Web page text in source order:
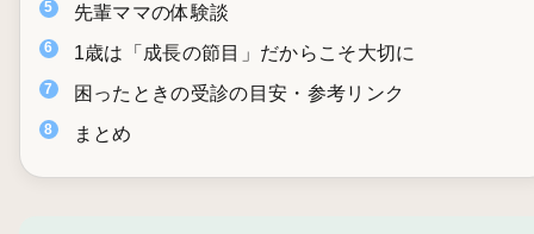
先輩ママの体験談
1歳は「成長の節目」だからこそ大切に
困ったときの受診の目安・参考リンク
まとめ